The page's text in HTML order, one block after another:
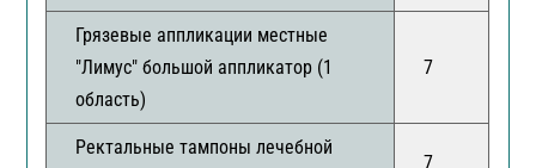
Грязевые аппликации местные
"Лимус" большой аппликатор (1
область)
7
Ректальные тампоны лечебной
7